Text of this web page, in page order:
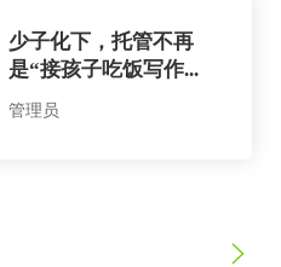
少子化下，托管不再
是“接孩子吃饭写作...
管理员